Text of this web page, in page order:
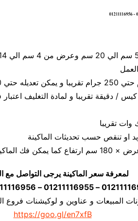
لمعرفة سعر الماكينة يرجى التواصل مع
المبيعات و عناوين و لوكيشنات فروع
https://goo.gl/en7xfB